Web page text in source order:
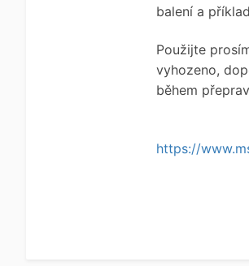
balení a
Použijte
vyhozeno,
během
https://